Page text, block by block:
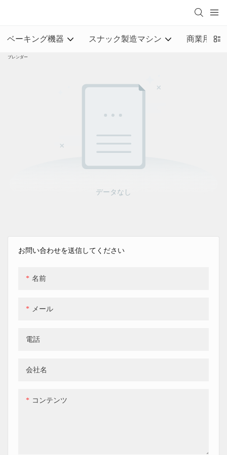
ベーキング機器 スナック製造マシン 商業用キ
ブレンダー
お問い合わせを送信してください
名前
メール
電話
会社名
コンテンツ
データなし